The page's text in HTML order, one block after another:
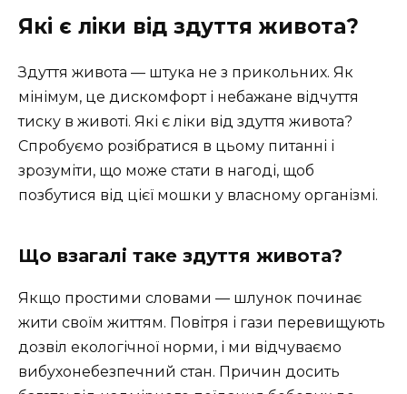
Які є ліки від здуття живота?
Здуття живота — штука не з прикольних. Як
мінімум, це дискомфорт і небажане відчуття
тиску в животі. Які є ліки від здуття живота?
Спробуємо розібратися в цьому питанні і
зрозуміти, що може стати в нагоді, щоб
позбутися від цієї мошки у власному організмі.
Що взагалі таке здуття живота?
Якщо простими словами — шлунок починає
жити своїм життям. Повітря і гази перевищують
дозвіл екологічної норми, і ми відчуваємо
вибухонебезпечний стан. Причин досить